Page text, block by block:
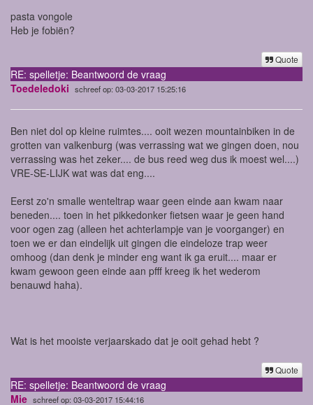
pasta vongole
Heb je fobiën?
Quote
RE: spelletje: Beantwoord de vraag
Toedeledoki schreef op: 03-03-2017 15:25:16
Ben niet dol op kleine ruimtes.... ooit wezen mountainbiken in de
grotten van valkenburg (was verrassing wat we gingen doen, nou
verrassing was het zeker.... de bus reed weg dus ik moest wel....)
VRE-SE-LIJK wat was dat eng....
Eerst zo'n smalle wenteltrap waar geen einde aan kwam naar
beneden.... toen in het pikkedonker fietsen waar je geen hand
voor ogen zag (alleen het achterlampje van je voorganger) en
toen we er dan eindelijk uit gingen die eindeloze trap weer
omhoog (dan denk je minder eng want ik ga eruit.... maar er
kwam gewoon geen einde aan pfff kreeg ik het wederom
benauwd haha).
Wat is het mooiste verjaarskado dat je ooit gehad hebt ?
Quote
RE: spelletje: Beantwoord de vraag
Mie schreef op: 03-03-2017 15:44:16